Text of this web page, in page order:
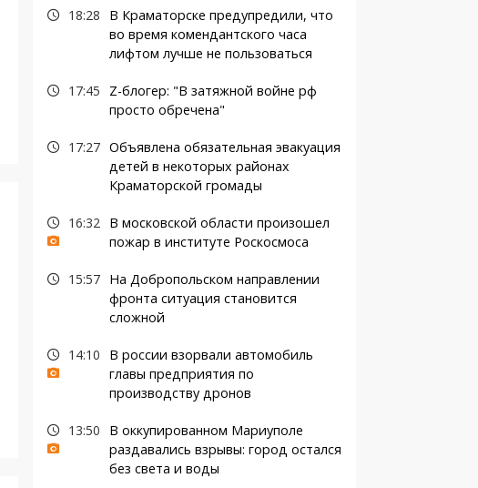
18:28
В Краматорске предупредили, что
во время комендантского часа
лифтом лучше не пользоваться
17:45
Z-блогер: "В затяжной войне рф
просто обречена"
17:27 Объявлена обязательная эвакуация
детей в некоторых районах
Краматорской громады
16:32
В московской области произошел
пожар в институте Роскосмоса
15:57
На Добропольском направлении
фронта ситуация становится
сложной
14:10
В россии взорвали автомобиль
главы предприятия по
производству дронов
13:50
В оккупированном Мариуполе
раздавались взрывы: город остался
без света и воды